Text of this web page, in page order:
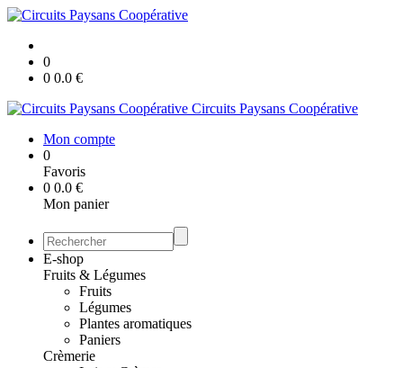
0
0 0.0 €
Circuits Paysans Coopérative
Mon compte
0
Favoris
0 0.0 €
Mon panier
E-shop
Fruits & Légumes
Fruits
Légumes
Plantes aromatiques
Paniers
Crèmerie